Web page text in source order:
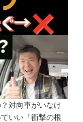
対向車がいなけ
いい「衝撃の根